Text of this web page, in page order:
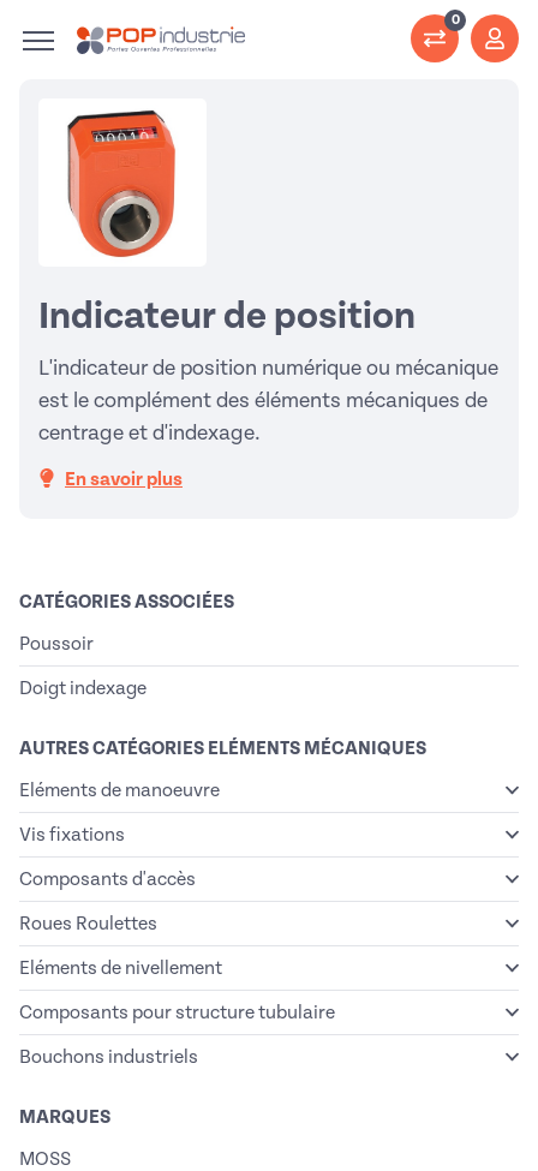
0
Indicateur de position
L'indicateur de position numérique ou mécanique
est le complément des éléments mécaniques de
centrage et d'indexage.
En savoir plus
CATÉGORIES ASSOCIÉES
Poussoir
Doigt indexage
AUTRES CATÉGORIES ELÉMENTS MÉCANIQUES
Eléments de manoeuvre
Vis fixations
Composants d'accès
Roues Roulettes
Eléments de nivellement
Composants pour structure tubulaire
Bouchons industriels
MARQUES
MOSS